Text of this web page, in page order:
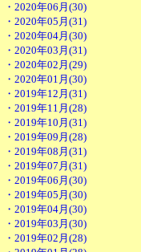
・2020年06月(30)
・2020年05月(31)
・2020年04月(30)
・2020年03月(31)
・2020年02月(29)
・2020年01月(30)
・2019年12月(31)
・2019年11月(28)
・2019年10月(31)
・2019年09月(28)
・2019年08月(31)
・2019年07月(31)
・2019年06月(30)
・2019年05月(30)
・2019年04月(30)
・2019年03月(30)
・2019年02月(28)